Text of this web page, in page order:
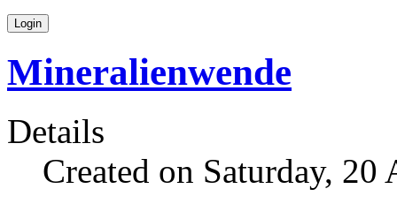
Login
Mineralienwende
Details
Created on Saturday,